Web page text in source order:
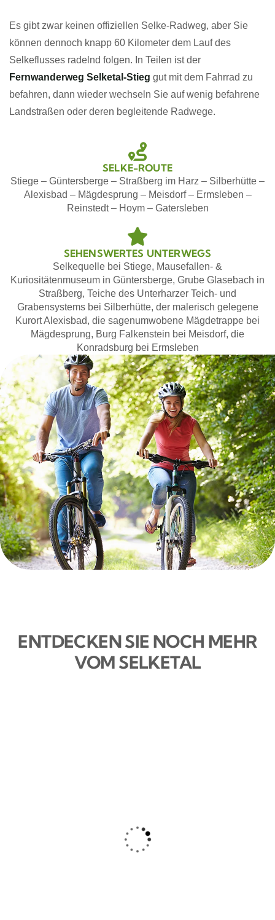
Es gibt zwar keinen offiziellen Selke-Radweg, aber Sie
können dennoch knapp 60 Kilometer dem Lauf des
Selkeflusses radelnd folgen. In Teilen ist der
Fernwanderweg Selketal-Stieg gut mit dem Fahrrad zu
befahren, dann wieder wechseln Sie auf wenig befahrene
Landstraßen oder deren begleitende Radwege.
SELKE-ROUTE
Stiege – Güntersberge – Straßberg im Harz – Silberhütte –
Alexisbad – Mägdesprung – Meisdorf – Ermsleben –
Reinstedt – Hoym – Gatersleben
SEHENSWERTES UNTERWEGS
Selkequelle bei Stiege, Mausefallen- &
Kuriositätenmuseum in Güntersberge, Grube Glasebach in
Straßberg, Teiche des Unterharzer Teich- und
Grabensystems bei Silberhütte, der malerisch gelegene
Kurort Alexisbad, die sagenumwobene Mägdetrappe bei
Mägdesprung, Burg Falkenstein bei Meisdorf, die
Konradsburg bei Ermsleben
ENTDECKEN SIE NOCH MEHR
VOM SELKETAL